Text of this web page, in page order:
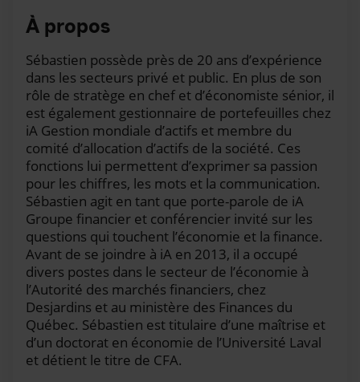
impacts sur vos finances. Mon nom est Ashleay et
cette semaine, en mode terrasse, on vous partage le
cocktail financier de Sébastien Mc Mahon. Alors,
bonjour Sébastien.
Sébastien :Salut Ashleay!
Ashleay :Alors là, on est en formule bouchées sur le
barbecue. On est en direct du « lounge » de nos
bureaux sur Grande Allée à Québec. Alors, si vous
entendez jaser, c'est normal. Alors, Sébastien, est-ce
que tu peux nous parler un petit peu des bases de
l'épargne?
Sébastien : Ouais, puis regardez, on va faire ça court.
C'est l'été, tout le monde est en vacances. On s'est
dit que ce serait peut-être un bon moment pour juste
rappeler les bases; quelques bases de l’épargne. Si
vous dites : « Ça ne me tente pas de penser à mes
finances », bien, au moins, juste les bases pour
pouvoir penser dans votre tête à une petite liste à
À propos
Sébastien possède près de 20 ans d’expérience
dans les secteurs privé et public. En plus de son
rôle de stratège en chef et d’économiste sénior, il
est également gestionnaire de portefeuilles chez
iA Gestion mondiale d’actifs et membre du
comité d’allocation d’actifs de la société. Ces
fonctions lui permettent d’exprimer sa passion
pour les chiffres, les mots et la communication.
Sébastien agit en tant que porte-parole de iA
Groupe financier et conférencier invité sur les
questions qui touchent l’économie et la finance.
Avant de se joindre à iA en 2013, il a occupé
divers postes dans le secteur de l’économie à
l’Autorité des marchés financiers, chez
Desjardins et au ministère des Finances du
Québec. Sébastien est titulaire d’une maîtrise et
d’un doctorat en économie de l’Université Laval
et détient le titre de CFA.